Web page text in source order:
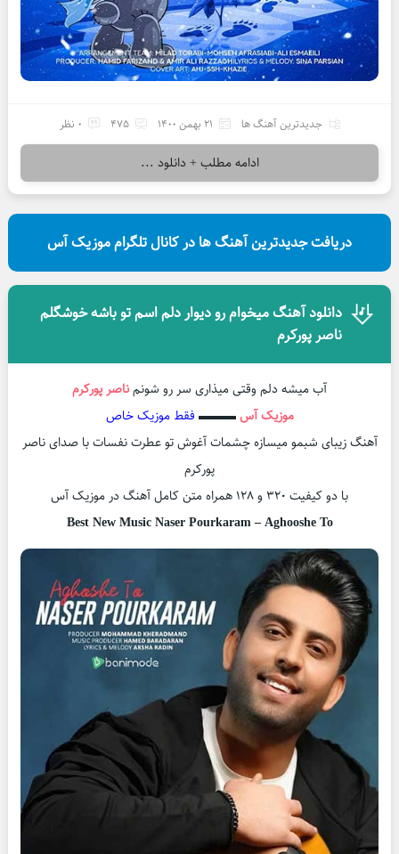
جدیدترین آهنگ ها 21 بهمن 1400 475 0 نظر
ادامه مطلب + دانلود ...
دریافت جدیدترین آهنگ ها در کانال تلگرام موزیک آس
دانلود آهنگ میخوام رو دیوار دلم اسم تو باشه خوشگلم
ناصر پورکرم
آب میشه دلم وقتی میذاری سر رو شونمناصر پورکرم
موزیک آس▬▬▬ فقط موزیک خاص
آهنگ زیبای شبمو میسازه چشمات آغوش تو عطرت نفسات با صدای ناصر
پورکرم
با دو کیفیت ۳۲۰ و ۱۲۸ همراه متن کامل آهنگ در موزیک آس
Best New Music Naser Pourkaram – Aghooshe To